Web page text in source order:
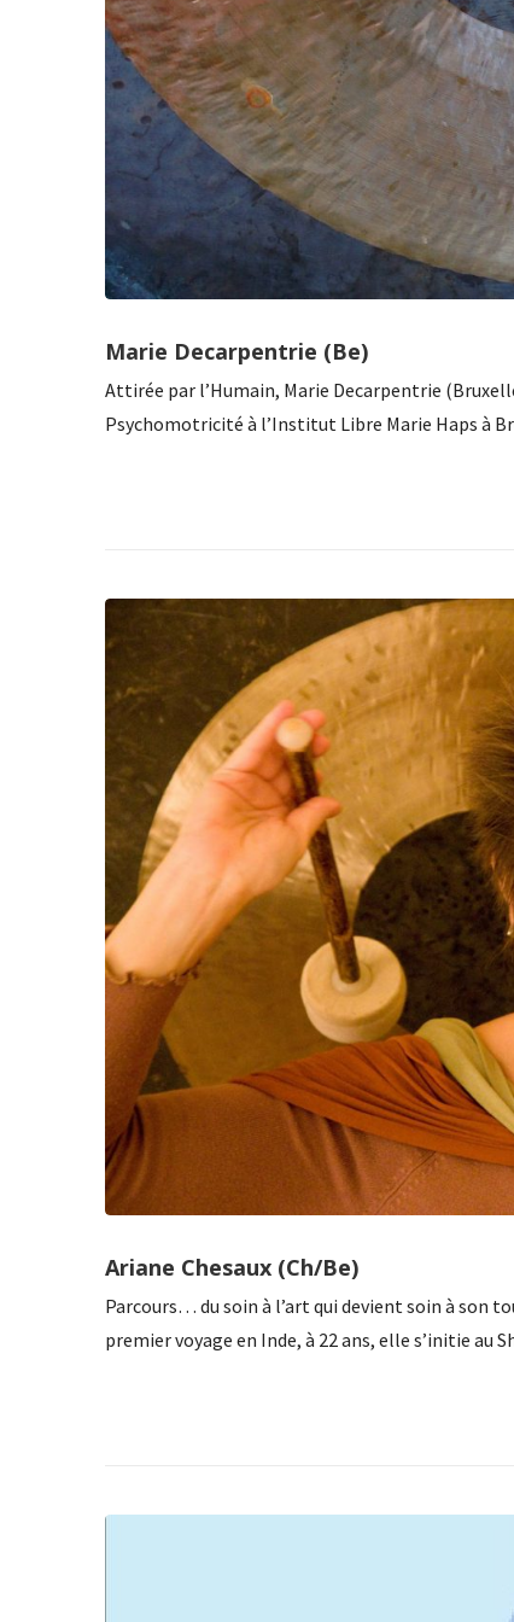
Marie Decarpentrie (Be)
Attirée par l’Humain, Marie Decarpentrie
Psychomotricité à l’Institut Libre Marie Haps à
Ariane Chesaux (Ch/Be)
Parcours… du soin à l’art qui devient soin à son
premier voyage en Inde, à 22 ans, elle s’initie au